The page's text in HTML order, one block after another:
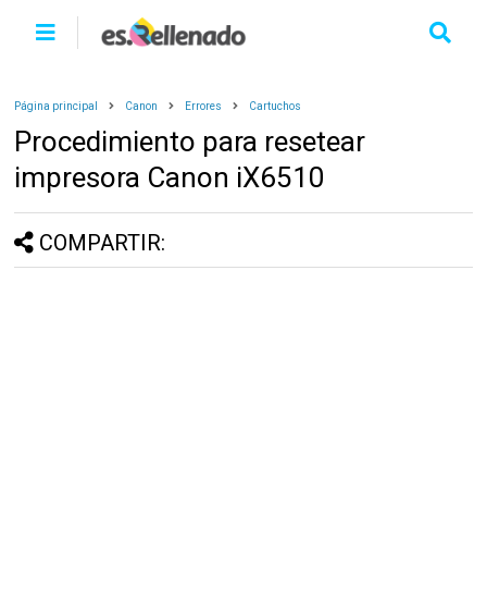
Página principal Canon Errores Cartuchos
Procedimiento para resetear
impresora Canon iX6510
COMPARTIR: